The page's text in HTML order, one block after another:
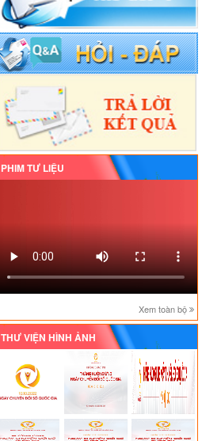
PHIM TƯ LIỆU
Xem toàn bộ
THƯ VIỆN HÌNH ẢNH